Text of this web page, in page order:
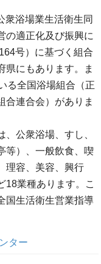
衆浴場業生活衛生同
の適正化及び振興に
号）に基づく組合
県にもあります。ま
る全国浴場組合（正
合連合会）がありま
公衆浴場、すし、
等）、一般飲食、喫
理容、美容、興行
18業種あります。こ
国生活衛生営業指導
ター